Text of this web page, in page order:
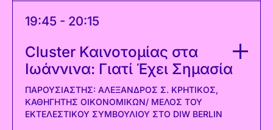
19:45 - 20:15
Cluster Καινοτομίας στα
Ιωάννινα: Γιατί Έχει Σημασία
ΠΑΡΟΥΣΙΑΣΤΉΣ: ΑΛΈΞΑΝΔΡΟΣ Σ. ΚΡΗΤΙΚΌΣ,
ΚΑΘΗΓΗΤΉΣ ΟΙΚΟΝΟΜΙΚΏΝ/ ΜΈΛΟΣ ΤΟΥ
ΕΚΤΕΛΕΣΤΙΚΟΎ ΣΥΜΒΟΥΛΊΟΥ ΣΤΟ DIW BERLIN